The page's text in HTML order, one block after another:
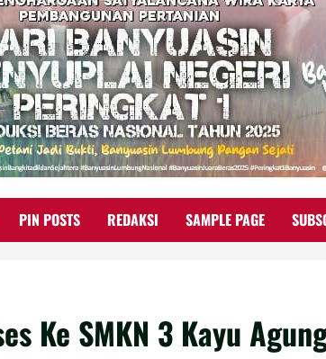
PIN POSTS REDAKSI SAMPLE PAGE
Ke SMKN 3 Kayu